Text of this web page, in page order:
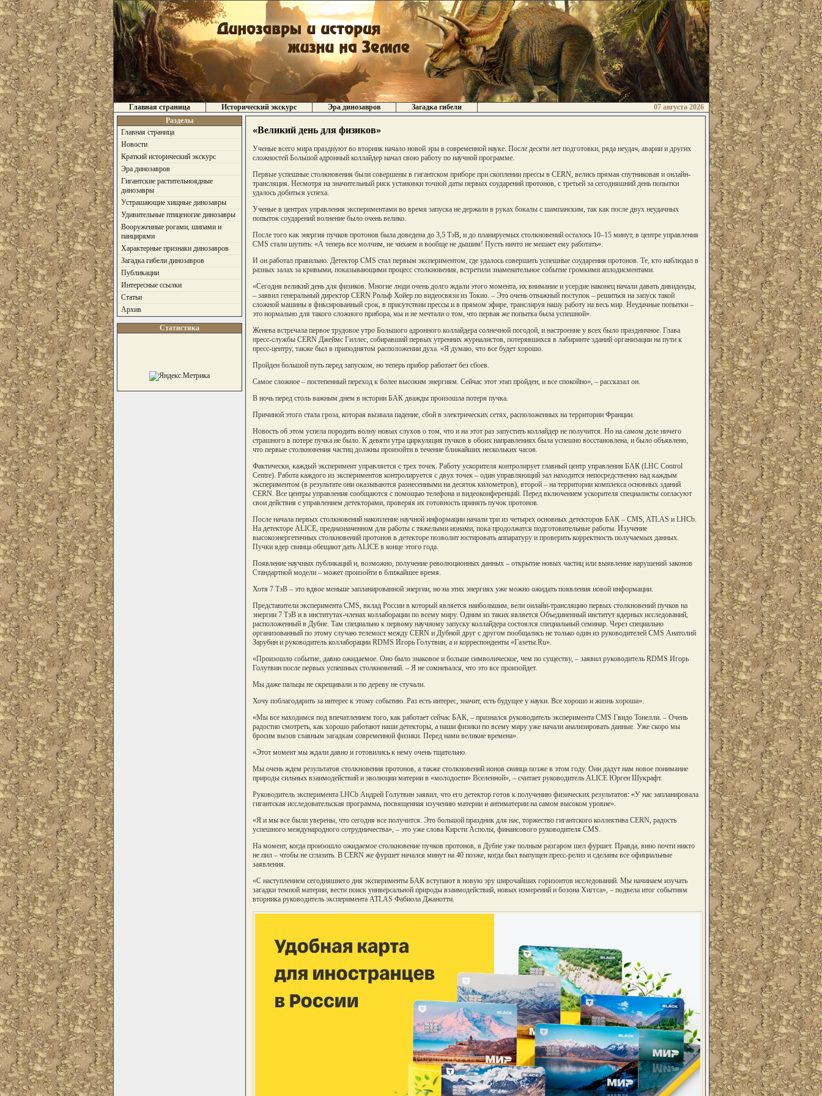
Главная страница Исторический экскурс Эра динозавров Загадка гибели
07 августа 2026
Разделы
Главная страница
Новости
Краткий исторический экскурс
Эра динозавров
Гигантские растительноядные
динозавры
Устрашающие хищные динозавры
Удивительные птиценогие динозавры
Вооруженные рогами, шипами и
панцирями
Характерные признаки динозавров
Загадка гибели динозавров
Публикации
Интересные ссылки
Статьи
Архив
Статистика
«Великий день для физиков»
Ученые всего мира празднуют во вторник начало новой эры в современной науке. После десяти лет подготовки, ряда неудач, аварии и других
сложностей Большой адронный коллайдер начал свою работу по научной программе.
Первые успешные столкновения были совершены в гигантском приборе при скоплении прессы в CERN, велись прямая спутниковая и онлайн-
трансляция. Несмотря на значительный риск установки точной даты первых соударений протонов, с третьей за сегодняшний день попытки
удалось добиться успеха.
Ученые в центрах управления экспериментами во время запуска не держали в руках бокалы с шампанским, так как после двух неудачных
попыток соударений волнение было очень велико.
После того как энергия пучков протонов была доведена до 3,5 ТэВ, и до планируемых столкновений осталось 10–15 минут, в центре управления
CMS стали шутить: «А теперь все молчим, не чихаем и вообще не дышим! Пусть ничто не мешает ему работать».
И он работал правильно. Детектор CMS стал первым экспериментом, где удалось совершить успешные соударения протонов. Те, кто наблюдал в
разных залах за кривыми, показывающими процесс столкновения, встретили знаменательное событие громкими аплодисментами.
«Сегодня великий день для физиков. Многие люди очень долго ждали этого момента, их внимание и усердие наконец начали давать дивиденды,
– заявил генеральный директор CERN Рольф Хойер по видеосвязи из Токио. – Это очень отважный поступок – решиться на запуск такой
сложной машины в фиксированный срок, в присутствии прессы и в прямом эфире, транслируя нашу работу на весь мир. Неудачные попытки –
это нормально для такого сложного прибора, мы и не мечтали о том, что первая же попытка была успешной».
Женева встречала первое трудовое утро Большого адронного коллайдера солнечной погодой, и настроение у всех было праздничное. Глава
пресс-службы CERN Джеймс Гиллес, собиравший первых утренних журналистов, потерявшихся в лабиринте зданий организации на пути к
пресс-центру, также был в приподнятом расположении духа. «Я думаю, что все будет хорошо.
Пройден большой путь перед запуском, но теперь прибор работает без сбоев.
Самое сложное – постепенный переход к более высоким энергиям. Сейчас этот этап пройден, и все спокойно», – рассказал он.
В ночь перед столь важным днем в истории БАК дважды произошла потеря пучка.
Причиной этого стала гроза, которая вызвала падение, сбой в электрических сетях, расположенных на территории Франции.
Новость об этом успела породить волну новых слухов о том, что и на этот раз запустить коллайдер не получится. Но на самом деле ничего
страшного в потере пучка не было. К девяти утра циркуляция пучков в обоих направлениях была успешно восстановлена, и было объявлено,
что первые столкновения частиц должны произойти в течение ближайших нескольких часов.
Фактически, каждый эксперимент управляется с трех точек. Работу ускорителя контролирует главный центр управления БАК (LHC Control
Centre). Работа каждого из экспериментов контролируется с двух точек – один управляющий зал находится непосредственно над каждым
экспериментом (в результате они оказываются разнесенными на десяток километров), второй – на территории комплекса основных зданий
CERN. Все центры управления сообщаются с помощью телефона и видеоконференций. Перед включением ускорителя специалисты согласуют
свои действия с управлением детекторами, проверяя их готовность принять пучок протонов.
После начала первых столкновений накопление научной информации начали три из четырех основных детекторов БАК – CMS, ATLAS и LHCb.
На детекторе ALICE, предназначенном для работы с тяжелыми ионами, пока продолжатся подготовительные работы. Изучение
высокоэнергетичных столкновений протонов в детекторе позволит юстировать аппаратуру и проверить корректность получаемых данных.
Пучки ядер свинца обещают дать ALICE в конце этого года.
Появление научных публикаций и, возможно, получение революционных данных – открытие новых частиц или выявление нарушений законов
Стандартной модели – может произойти в ближайшее время.
Хотя 7 ТэВ – это вдвое меньше запланированной энергии, но на этих энергиях уже можно ожидать появления новой информации.
Представители эксперимента CMS, вклад России в который является наибольшим, вели онлайн-трансляцию первых столкновений пучков на
энергии 7 ТэВ и в институтах-членах коллаборации по всему миру. Одним из таких является Объединенный институт ядерных исследований,
расположенный в Дубне. Там специально к первому научному запуску коллайдера состоялся специальный семинар. Через специально
организованный по этому случаю телемост между CERN и Дубной друг с другом пообщались не только один из руководителей CMS Анатолий
Зарубин и руководитель коллаборации RDMS Игорь Голутвин, а и корреспонденты «Газеты.Ru».
«Произошло событие, давно ожидаемое. Оно было знаковое и больше символическое, чем по существу, – заявил руководитель RDMS Игорь
Голутвин после первых успешных столкновений. – Я не сомневался, что это все произойдет.
Мы даже пальцы не скрещивали и по дереву не стучали.
Хочу поблагодарить за интерес к этому событию. Раз есть интерес, значит, есть будущее у науки. Все хорошо и жизнь хороша».
«Мы все находимся под впечатлением того, как работает сейчас БАК, – признался руководитель эксперимента CMS Гвидо Тонелли. – Очень
радостно смотреть, как хорошо работают наши детекторы, а наши физики по всему миру уже начали анализировать данные. Уже скоро мы
бросим вызов главным загадкам современной физики. Перед нами великие времена».
«Этот момент мы ждали давно и готовились к нему очень тщательно.
Мы очень ждем результатов столкновения протонов, а также столкновений ионов свинца позже в этом году. Они дадут нам новое понимание
природы сильных взаимодействий и эволюции материи в «молодости» Вселенной», – считает руководитель ALICE Юрген Шукрафт.
Руководитель эксперимента LHCb Андрей Голутвин заявил, что его детектор готов к получению физических результатов: «У нас запланировала
гигантская исследовательская программа, посвященная изучению материи и антиматерии на самом высоком уровне».
«Я и мы все были уверены, что сегодня все получится. Это большой праздник для нас, торжество гигантского коллектива CERN, радость
успешного международного сотрудничества», – это уже слова Кирсти Асполы, финансового руководителя CMS.
На момент, когда произошло ожидаемое столкновение пучков протонов, в Дубне уже полным разгаром шел фуршет. Правда, вино почти никто
не пил – чтобы не сглазить. В CERN же фуршет начался минут на 40 позже, когда был выпущен пресс-релиз и сделаны все официальные
заявления.
«С наступлением сегодняшнего дня эксперименты БАК вступают в новую эру широчайших горизонтов исследований. Мы начинаем изучать
загадки темной материи, вести поиск универсальной природы взаимодействий, новых измерений и бозона Хиггса», – подвела итог событиям
вторника руководитель эксперимента ATLAS Фабиола Джанотти.